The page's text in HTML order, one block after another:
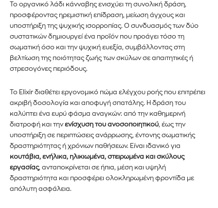
Εγγραφείτε στο Newsletter του
PetshopMarket.gr και
ενημερωθείτε πρώτοι για τα νέα
αγοράς.
Για να εγγραφείτε, απλώς εισάγετε τη διεύθυνση email σας
στον ιστότοπό μας ή κάντε κλικ στο κουμπί εγγραφής
παρακάτω. Μην ανησυχείτε, σεβόμαστε την ιδιωτικότητά σας
και δεν θα σας στείλουμε ανεπιθύμητα μηνύματα. Οι
πληροφορίες σας είναι ασφαλείς μαζί μας.
Το οργανικό λάδι κάνναβης ενισχύει τη συνολική δράση,
προσφέροντας ηρεμιστική επίδραση, μείωση άγχους και
υποστήριξη της ψυχικής ισορροπίας. Ο συνδυασμός των δύο
συστατικών δημιουργεί ένα προϊόν που προάγει τόσο τη
σωματική όσο και την ψυχική ευεξία, συμβάλλοντας στη
βελτίωση της ποιότητας ζωής των σκύλων σε απαιτητικές ή
στρεσογόνες περιόδους.
Το Elixir διαθέτει εργονομικό πώμα ελέγχου ροής που επιτρέπει
ακριβή δοσολογία και αποφυγή σπατάλης. Η δράση του
καλύπτει ένα ευρύ φάσμα αναγκών: από την καθημερινή
διατροφή και τηνενίσχυση του ανοσοποιητικού, έως την
υποστήριξη σε περιπτώσεις ανάρρωσης, έντονης σωματικής
δραστηριότητας ή χρόνιων παθήσεων. Είναι ιδανικό για
κουτάβια, ενήλικα, ηλικιωμένα, στειρωμένα και σκύλους
εργασίας, ανταποκρίνεται σε ήπια, μέση και υψηλή
δραστηριότητα και προσφέρει ολοκληρωμένη φροντίδα με
απόλυτη ασφάλεια.